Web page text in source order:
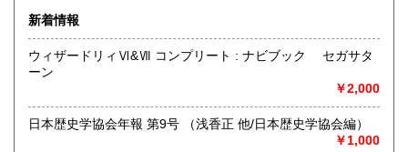
東京下町で七十四年、一冊一冊を大切にお届けします。幅広
い分野で日々更新中。ホームページにもお立ち寄りくださ
い。
https://aokishoten.sakura.ne.jp/
新着情報
ウィザードリィⅥ&Ⅶ コンプリート : ナビブック セガサタ
ーン
￥2,000
日本歴史学協会年報 第9号 （浅香正 他/日本歴史学協会編）
￥1,000